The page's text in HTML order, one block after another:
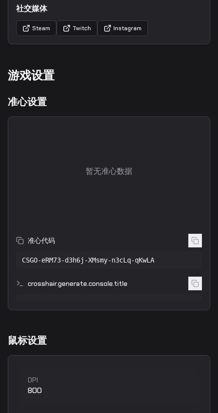
社交媒体
Steam Twitch Instagram
游戏设置
准心设置
暂无准心数据
准心代码
CSGO-eRM73-d3h6j-XMsmy-n3cLq-qKwLA
crosshair.generate.console.title
鼠标设置
DPI
800